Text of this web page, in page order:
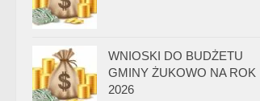
WNIOSKI DO BUDŻETU
GMINY ŻUKOWO NA ROK
2026